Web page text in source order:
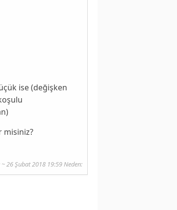
ise (değişken
misiniz?
~ 26 Şubat 2018 19:59 Neden: